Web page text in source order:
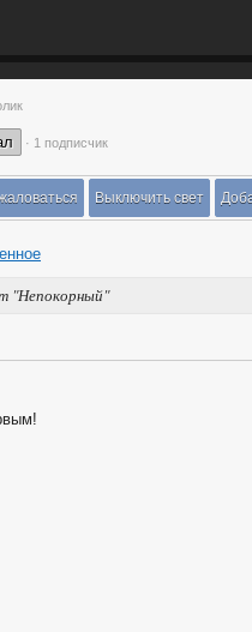
· 1 подписчик
Выключить свет
"Непокорный"